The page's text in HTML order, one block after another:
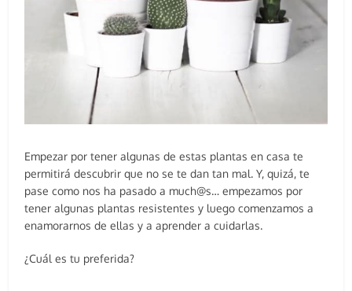
Empezar por tener algunas de estas plantas en casa te
permitirá descubrir que no se te dan tan mal. Y, quizá, te
pase como nos ha pasado a much@s… empezamos por
tener algunas plantas resistentes y luego comenzamos a
enamorarnos de ellas y a aprender a cuidarlas.
¿Cuál es tu preferida?